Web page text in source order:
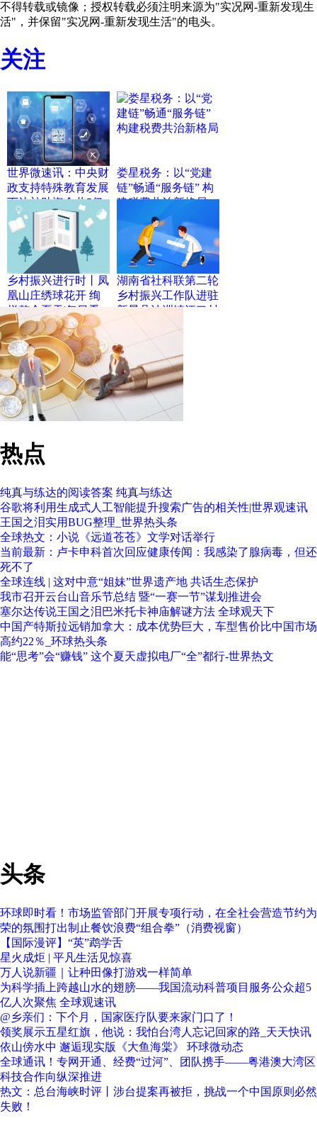
不得转载或镜像；授权转载必须注明来源为"实况网-重新发现生
活"，并保留"实况网-重新发现生活"的电头。
关注
世界微速讯：中央财
政支持特殊教育发展
下达补助资金共5亿
元
娄星税务：以“党建
链”畅通“服务链” 构
建税费共治新格局
乡村振兴进行时丨凤
凰山庄绣球花开 绚
烂整个夏天|每日看
点
湖南省社科联第二轮
乡村振兴工作队进驻
新晃县波洲镇江口村
热点
纯真与练达的阅读答案 纯真与练达
谷歌将利用生成式人工智能提升搜索广告的相关性|世界观速讯
王国之泪实用BUG整理_世界热头条
全球热文：小说《远道苍苍》文学对话举行
当前最新：卢卡申科首次回应健康传闻：我感染了腺病毒，但还
死不了
全球连线 | 这对中意“姐妹”世界遗产地 共话生态保护
我市召开云台山音乐节总结 暨“一赛一节”谋划推进会
塞尔达传说王国之泪巴米托卡神庙解谜方法 全球观天下
中国产特斯拉远销加拿大：成本优势巨大，车型售价比中国市场
高约22％_环球热头条
能“思考”会“赚钱” 这个夏天虚拟电厂“全”都行-世界热文
头条
环球即时看！市场监管部门开展专项行动，在全社会营造节约为
荣的氛围打出制止餐饮浪费“组合拳”（消费视窗）
【国际漫评】“英”鹉学舌
星火成炬 | 平凡生活见惊喜
万人说新疆｜让种田像打游戏一样简单
为科学插上跨越山水的翅膀——我国流动科普项目服务公众超5
亿人次聚焦 全球观速讯
@乡亲们：下个月，国家医疗队要来家门口了！
领奖展示五星红旗，他说：我怕台湾人忘记回家的路_天天快讯
依山傍水中 邂逅现实版《大鱼海棠》 环球微动态
全球通讯！专网开通、经费“过河”、团队携手——粤港澳大湾区
科技合作向纵深推进
热文：总台海峡时评丨涉台提案再被拒，挑战一个中国原则必然
失败！